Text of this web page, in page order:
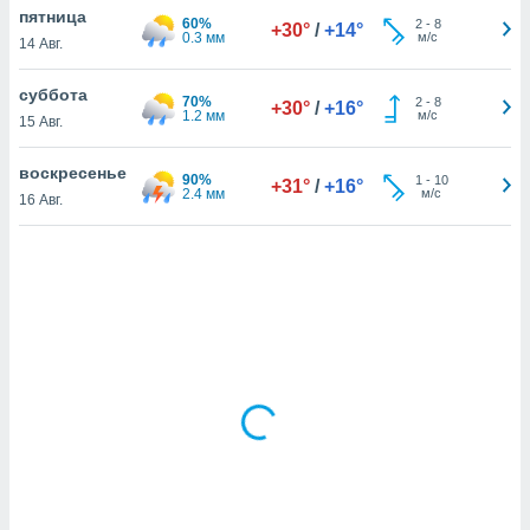
равно
нашим
пятница
14 Авг.
60%
0.3 мм
+30° / +14° 2- 8
м/с
суббота
15 Авг.
70%
1.2 мм
+30° / +16° 2- 8
м/с
воскресенье
16 Авг.
90%
2.4 мм
+31° / +16° 1 - 10
м/с